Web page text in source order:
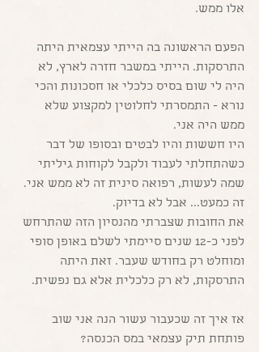
אלו ממש.
הפעם הראשונה בה הייתי עצמאית היתה
התרסקות. הייתי במשבר חזרה לארץ, לא
היה לי שום בסיס כלכלי או חסכונות והכי
נורא - התמסרתי לחלוטין למקצוע שלא
ממש היה אני.
היו חששות והיו לבטים ובסופו של דבר
כשהתחלתי לעבוד ולקבל לקוחות גיליתי
שמה לעשות, רפואה סינית זה לא ממש אני.
זה כמעט... אבל לא בדיוק.
את החובות שצברתי מהנסיון הזה שהתרחש
לפני כ-12 שנים סיימתי לשלם באופן סופי
ומוחלט רק בחודש שעבר. זאת היתה
התרסקות, לא רק כלכלית אלא גם נפשית.
אז איך זה שכעבור עשור הנה אני שוב
פותחת תיק עצמאי במס הכנסה?